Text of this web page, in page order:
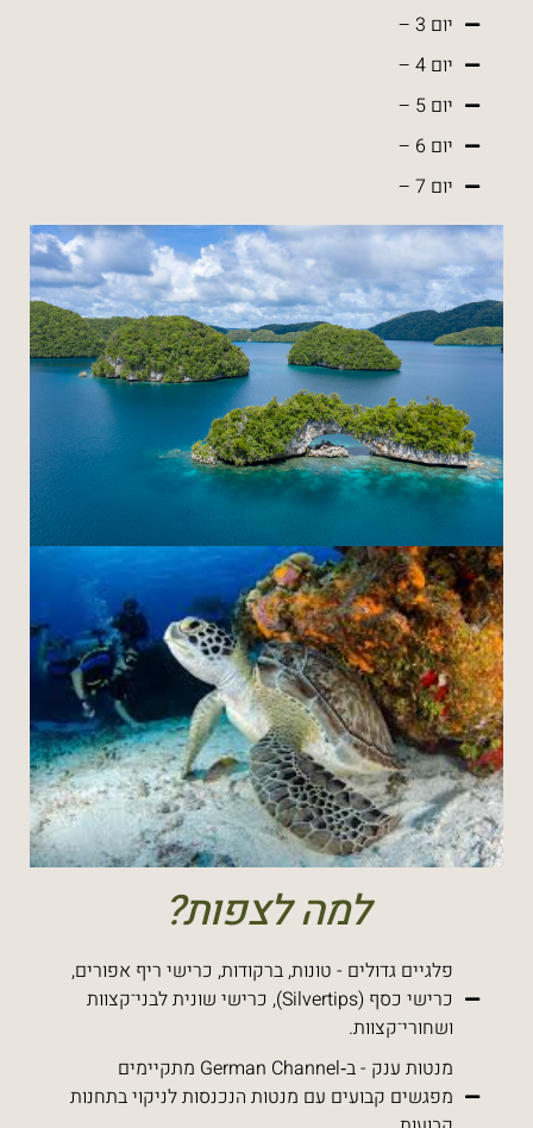
יום 3 –
יום 4 –
יום 5 –
יום 6 –
יום 7 –
למה לצפות?
פלגיים גדולים - טונות, ברקודות, כרישי ריף אפורים,
כרישי כסף (Silvertips), כרישי שונית לבני־קצוות
ושחורי־קצוות.
מנטות ענק - ב‑German Channel מתקיימים
מפגשים קבועים עם מנטות הנכנסות לניקוי בתחנות